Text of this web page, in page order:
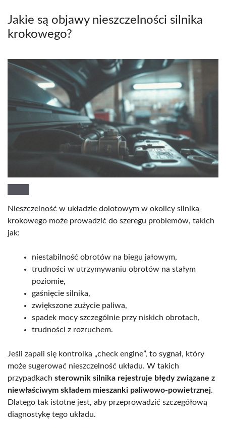
Jakie są objawy nieszczelności silnika
krokowego?
Nieszczelność w układzie dolotowym w okolicy silnika
krokowego może prowadzić do szeregu problemów, takich
jak:
niestabilność obrotów na biegu jałowym,
trudności w utrzymywaniu obrotów na stałym
poziomie,
gaśnięcie silnika,
zwiększone zużycie paliwa,
spadek mocy szczególnie przy niskich obrotach,
trudności z rozruchem.
Jeśli zapali się kontrolka „check engine”, to sygnał, który
może sugerować nieszczelność układu. W takich
przypadkach sterownik silnika rejestruje błędy związane z
niewłaściwym składem mieszanki paliwowo-powietrznej.
Dlatego tak istotne jest, aby przeprowadzić szczegółową
diagnostykę tego układu.